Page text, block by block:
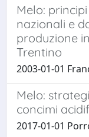
Melo:
nazionali e
produzione
Trentino
2003-01-01
Melo:
concimi
2017-01-01